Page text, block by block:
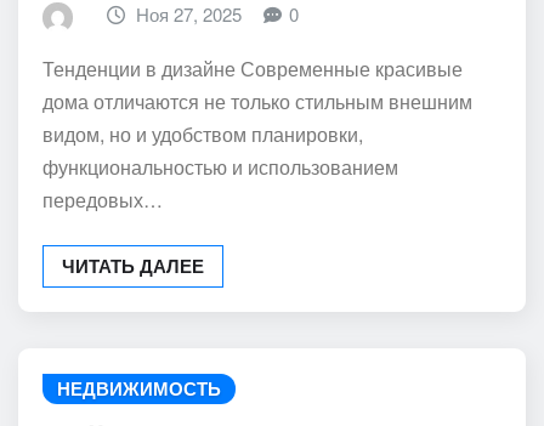
Ноя 27, 2025 0
Тенденции в дизайне Современные красивые
дома отличаются не только стильным внешним
видом, но и удобством планировки,
функциональностью и использованием
передовых…
ЧИТАТЬ ДАЛЕЕ
НЕДВИЖИМОСТЬ